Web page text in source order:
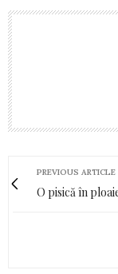
PREVIOUS ARTICLE
O pisică în